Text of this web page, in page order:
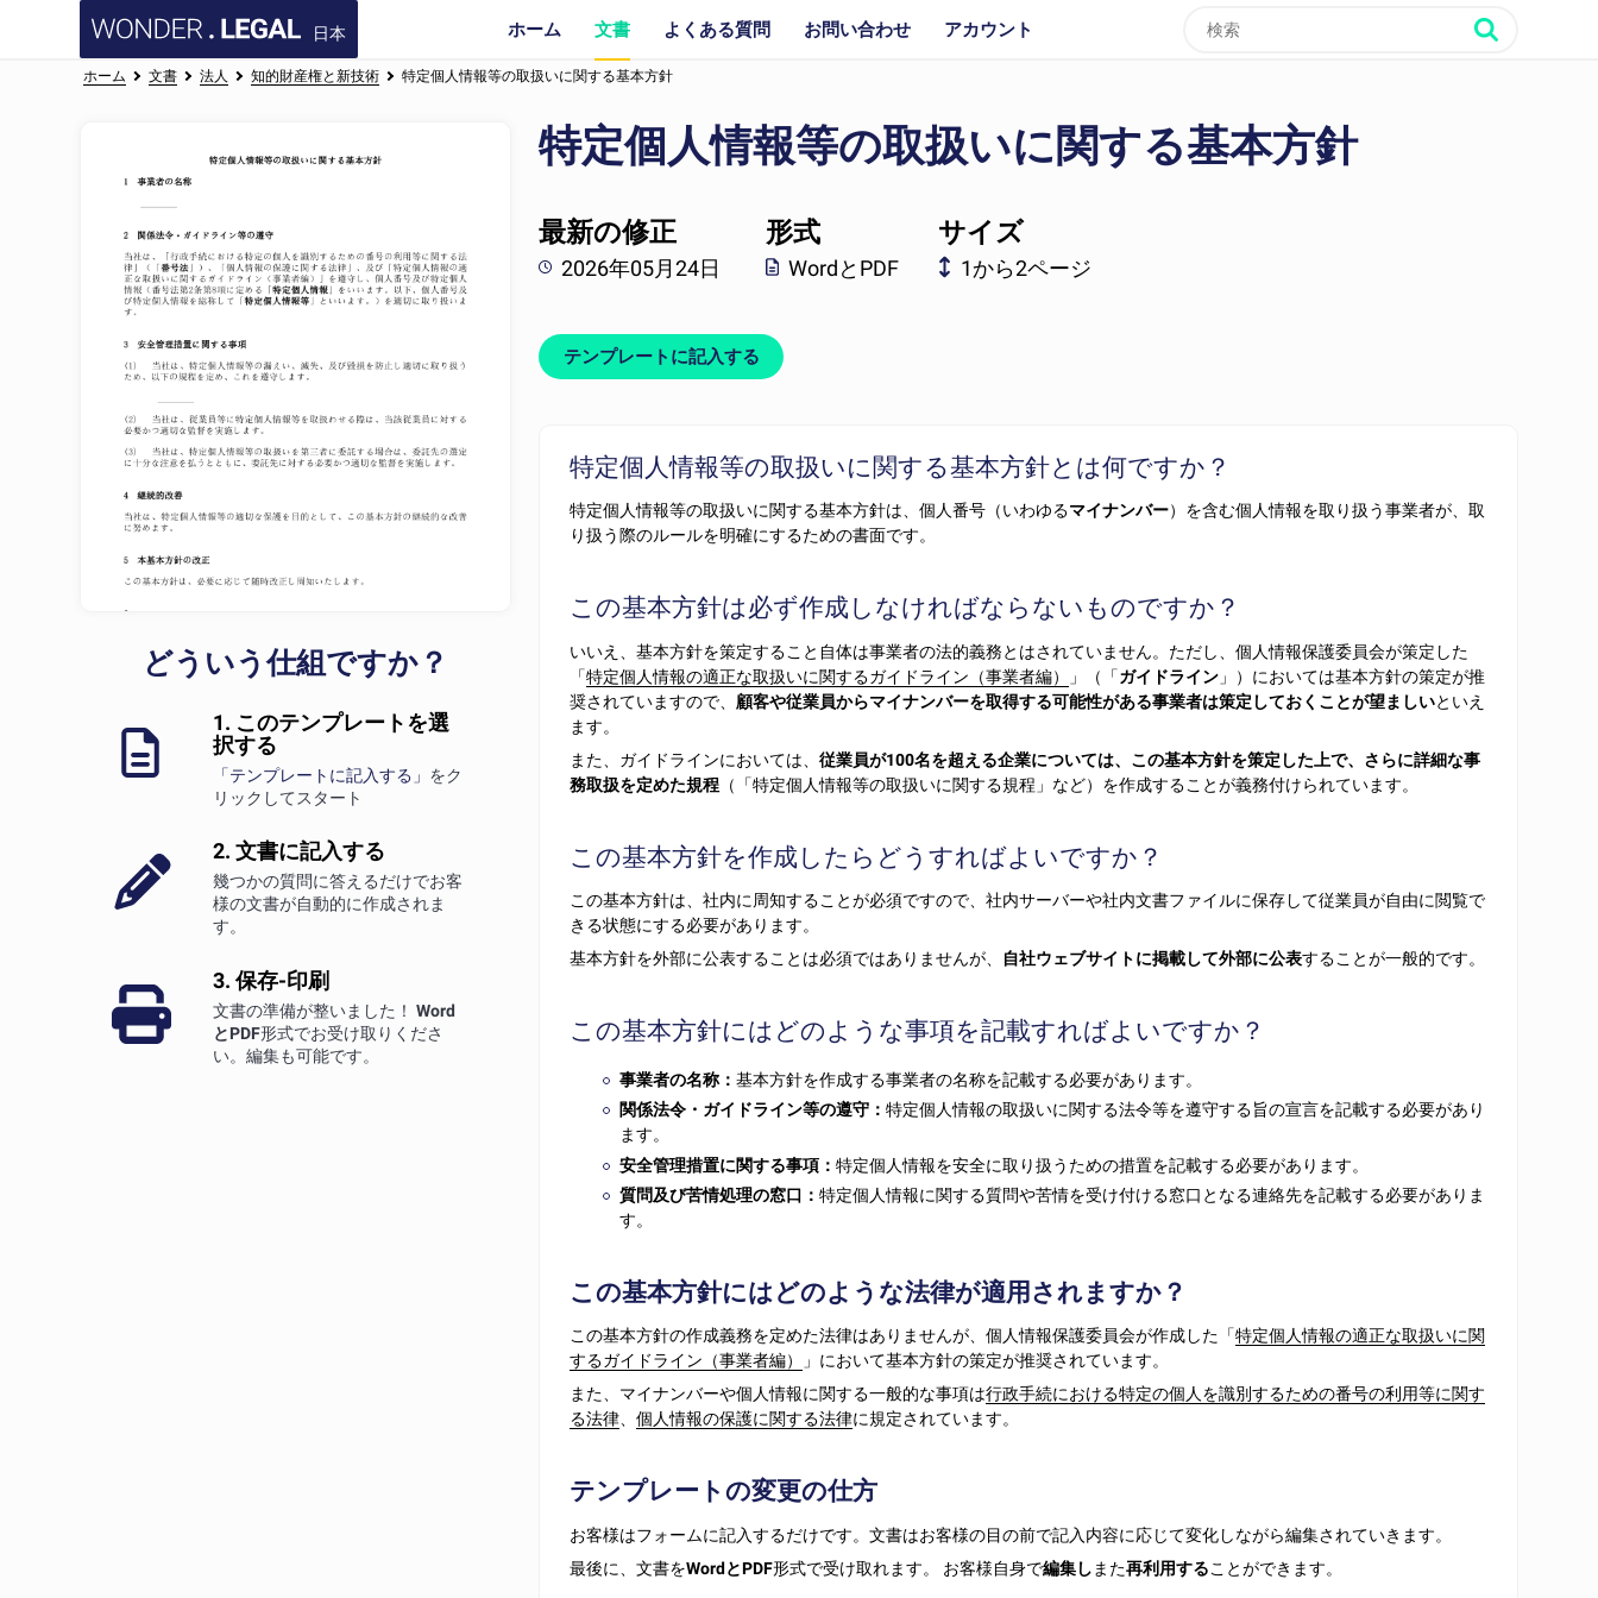
日本 ホーム 文書 よくある質問 お問い合わせ アカウント
ホーム 文書 法人 知的財産権と新技術 特定個人情報等の取扱いに関する基本方針
どういう仕組ですか？
1. このテンプレートを選
択する
「テンプレートに記入する」 をク
リックしてスタート
2. 文書に記入する
幾つかの質問に答えるだけでお客
様の文書が自動的に作成されま
す。
3. 保存-印刷
文書の準備が整いました！ Word
とPDF形式でお受け取りくださ
い。編集も可能です。
特定個人情報等の取扱いに関する基本方針
最新の修正
2026年05月24日
形式
WordとPDF
サイズ
1から2ページ
テンプレートに記入する
特定個人情報等の取扱いに関する基本方針とは何ですか？
特定個人情報等の取扱いに関する基本方針は、個人番号（いわゆるマイナンバー）を含む個人情報を取り扱う事業者が、取
り扱う際のルールを明確にするための書面です。
この基本方針は必ず作成しなければならないものですか？
いいえ、基本方針を策定すること自体は事業者の法的義務とはされていません。ただし、個人情報保護委員会が策定した
「特定個人情報の適正な取扱いに関するガイドライン（事業者編） 」（「ガイドライン 」）においては基本方針の策定が推
奨されていますので、 顧客や従業員からマイナンバーを取得する可能性がある事業者は策定しておくことが望ましいといえ
ます。
また、ガイドラインにおいては、従業員が100名を超える企業については、この基本方針を策定した上で、さらに詳細な事
務取扱を定めた規程 （「特定個人情報等の取扱いに関する規程」など）を作成することが義務付けられています。
この基本方針を作成したらどうすればよいですか？
この基本方針は、社内に周知することが必須ですので、社内サーバーや社内文書ファイルに保存して従業員が自由に閲覧で
きる状態にする必要があります。
基本方針を外部に公表することは必須ではありませんが、
自社ウェブサイトに掲載して外部に公表することが一般的です。
この基本方針にはどのような事項を記載すればよいですか？
事業者の名称：基本方針を作成する事業者の名称を記載する必要があります。
関係法令・ガイドライン等の遵守：特定個人情報の取扱いに関する法令等を遵守する旨の宣言を記載する必要があり
ます。
安全管理措置に関する事項：特定個人情報を安全に取り扱うための措置を記載する必要があります。
質問及び苦情処理の窓口：特定個人情報に関する質問や苦情を受け付ける窓口となる連絡先を記載する必要がありま
す。
この基本方針にはどのような法律が適用されますか？
この基本方針の作成義務を定めた法律はありませんが、個人情報保護委員会が作成した「特定個人情報の適正な取扱いに関
するガイドライン（事業者編）
」において基本方針の策定が推奨されています。
また、マイナンバーや個人情報に関する一般的な事項は行政手続における特定の個人を識別するための番号の利用等に関す
る法律、個人情報の保護に関する法律に規定されています。
テンプレートの変更の仕方
お客様はフォームに記入するだけです。文書はお客様の目の前で記入内容に応じて変化しながら編集されていきます。
最後に、文書をWordとPDF形式で受け取れます。 お客様自身で編集し また再利用することができます。